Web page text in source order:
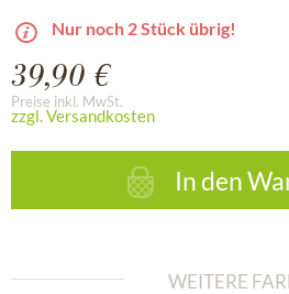
Nur noch 2 Stück übrig!
39,90 €
Preise inkl. MwSt.
zzgl. Versandkosten
In den
WEITERE